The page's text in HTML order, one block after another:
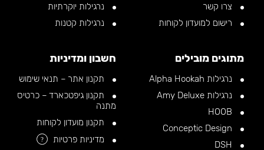
צרו קשר
רישום למועדון לקוחות
נרגילות יוקרתיות
נרגילות קטנות
מתוגים מובילים
נרגילות Alpha Hookah
נרגילות Amy Deluxe
חשבון ומדיניות
תקנון אתר – תנאי שימוש
תקנון גיפטכארד – כרטיס
מתנה
תקנון מועדון לקוחות
מדיניות פרטיות
?